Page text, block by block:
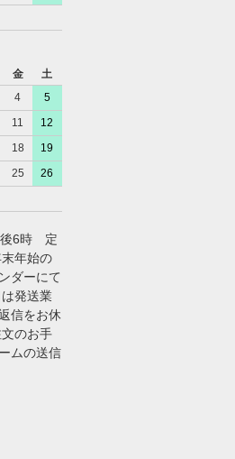
金
土
4
5
11
12
18
19
25
26
後6時 定
年始の
ダーにて
発送業
信をお休
のお手
ムの送信